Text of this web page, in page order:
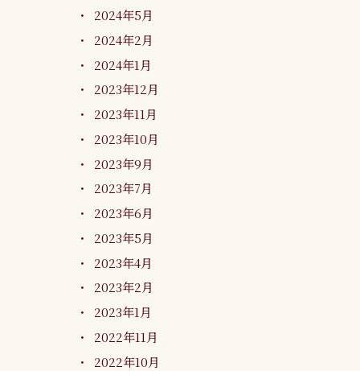
2024年5月
2024年2月
2024年1月
2023年12月
2023年11月
2023年10月
2023年9月
2023年7月
2023年6月
2023年5月
2023年4月
2023年2月
2023年1月
2022年11月
2022年10月